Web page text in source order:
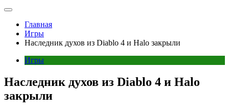
Главная
Игры
Наследник духов из Diablo 4 и Halo закрыли
Игры
Наследник духов из Diablo 4 и Halo
закрыли